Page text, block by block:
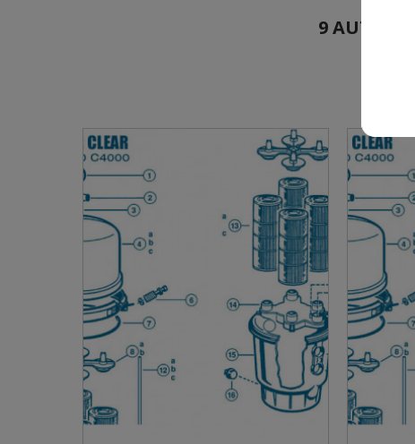
9 AUTRES